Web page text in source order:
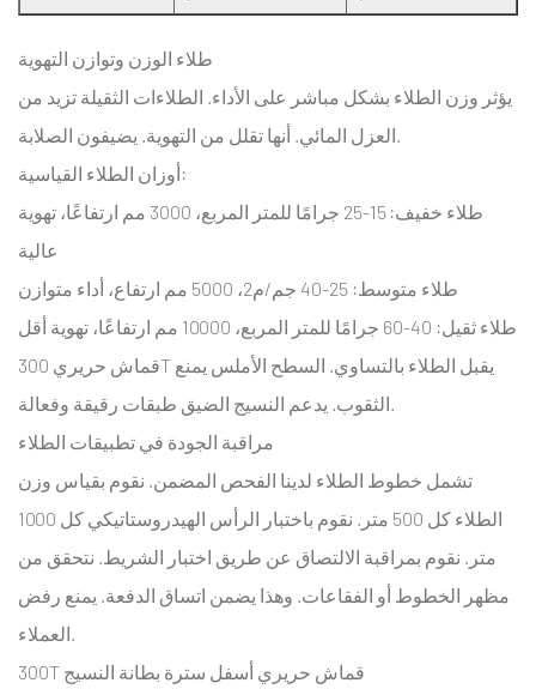
Water
Jet
6
300T
حريري
سعر
الجملة
للمتر
الواحد
محركات
الأسعار
في
تصنيع
الألياف
6.2
هياكل
الخصم
طلاء الوزن وتوازن التهوية
يؤثر وزن الطلاء بشكل مباشر على الأداء. الطلاءات الثقيلة تزيد من
العزل المائي. أنها تقلل من التهوية. يضيفون الصلابة.
أوزان الطلاء القياسية:
طلاء خفيف: 15-25 جرامًا للمتر المربع، 3000 مم ارتفاعًا، تهوية
عالية
طلاء متوسط: 25-40 جم/م2، 5000 مم ارتفاع، أداء متوازن
طلاء ثقيل: 40-60 جرامًا للمتر المربع، 10000 مم ارتفاعًا، تهوية أقل
قماش حريري 300T يقبل الطلاء بالتساوي. السطح الأملس يمنع
الثقوب. يدعم النسيج الضيق طبقات رقيقة وفعالة.
مراقبة الجودة في تطبيقات الطلاء
تشمل خطوط الطلاء لدينا الفحص المضمن. نقوم بقياس وزن
الطلاء كل 500 متر. نقوم باختبار الرأس الهيدروستاتيكي كل 1000
متر. نقوم بمراقبة الالتصاق عن طريق اختبار الشريط. نتحقق من
مظهر الخطوط أو الفقاعات. وهذا يضمن اتساق الدفعة. يمنع رفض
العملاء.
300T قماش حريري أسفل سترة بطانة النسيج